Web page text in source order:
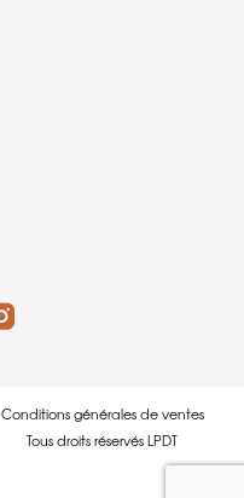
Conditions générales de ventes
Tous droits réservés LPDT